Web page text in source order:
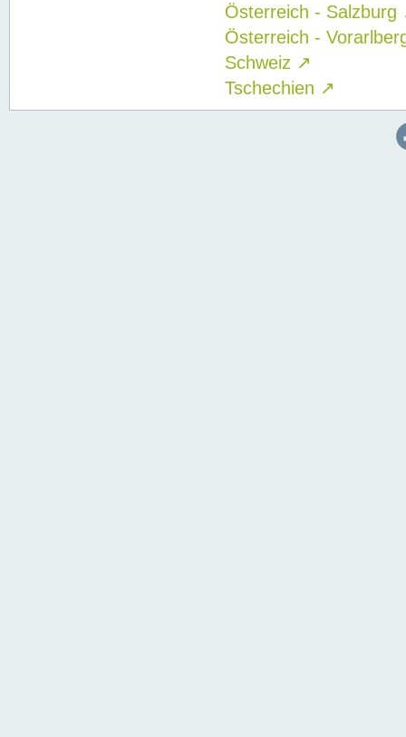
Österreich - Salzburg
Österreich -
Schweiz ↗
Tschechien ↗